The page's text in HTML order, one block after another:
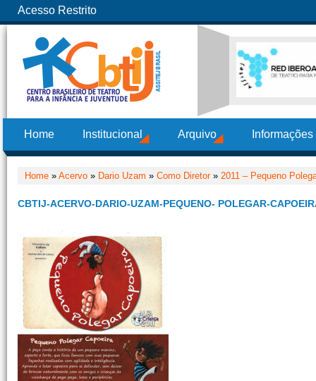
Acesso Restrito
Home Institucional Arquivo
Home » Acervo » Dario Uzam » Como Diretor» 2011 – Pequeno
CBTIJ-ACERVO-DARIO-UZAM-PEQUENO- POLEGAR-